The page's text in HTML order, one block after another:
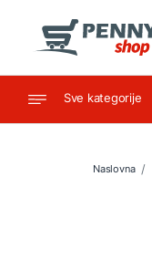
Sve kategorije
Ugostiteljstvo
Naslovna